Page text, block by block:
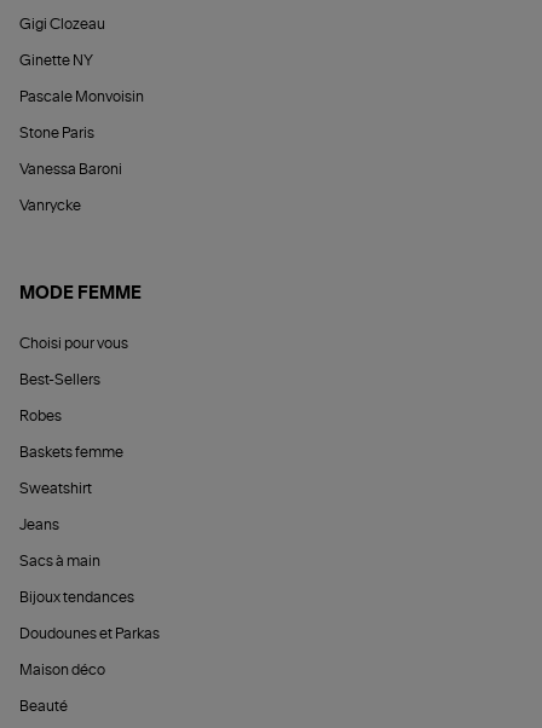
Gigi Clozeau
Ginette NY
Pascale Monvoisin
Stone Paris
Vanessa Baroni
Vanrycke
MODE FEMME
Choisi pour vous
Best-Sellers
Robes
Baskets femme
Sweatshirt
Jeans
Sacs à main
Bijoux tendances
Doudounes et Parkas
Maison déco
Beauté